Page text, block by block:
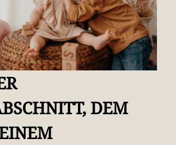
DEM